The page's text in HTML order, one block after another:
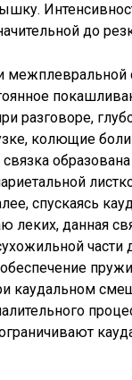
до
межплевральной
разговоре,
колющие
образована
спускаясь
леких, данная
каудальном